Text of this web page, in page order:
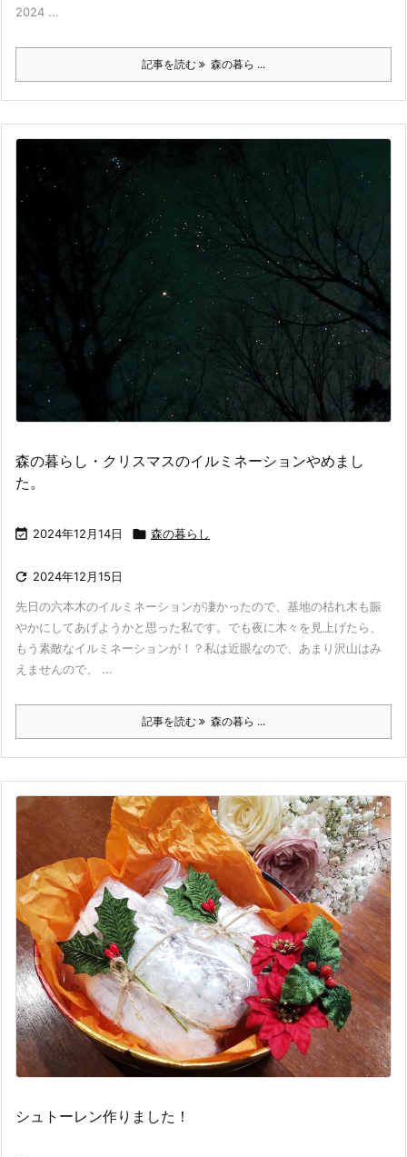
2024 ...
記事を読む 森の暮ら ...
森の暮らし・クリスマスのイルミネーションやめまし
た。
 2024年12月14日  森の暮らし
 2024年12月15日
先日の六本木のイルミネーションが凄かったので、基地の枯れ木も賑
やかにしてあげようかと思った私です。でも夜に木々を見上げたら、
もう素敵なイルミネーションが！？私は近眼なので、あまり沢山はみ
えませんので、 ...
記事を読む 森の暮ら ...
シュトーレン作りました！